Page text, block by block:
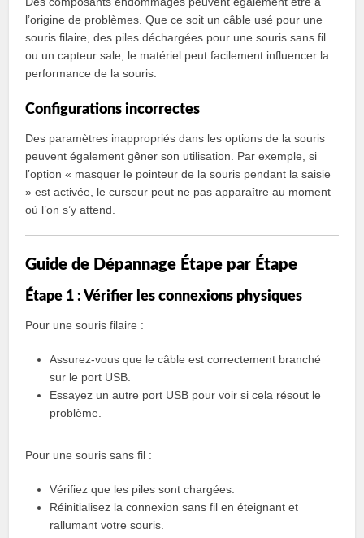
l’origine de problèmes. Que ce soit un câble usé pour une
souris filaire, des piles déchargées pour une souris sans fil
ou un capteur sale, le matériel peut facilement influencer la
performance de la souris.
Configurations incorrectes
Des paramètres inappropriés dans les options de la souris
peuvent également gêner son utilisation. Par exemple, si
l’option « masquer le pointeur de la souris pendant la saisie
» est activée, le curseur peut ne pas apparaître au moment
où l’on s’y attend.
Guide de Dépannage Étape par Étape
Étape 1 : Vérifier les connexions physiques
Pour une souris filaire :
Assurez-vous que le câble est correctement branché
sur le port USB.
Essayez un autre port USB pour voir si cela résout le
problème.
Pour une souris sans fil :
Vérifiez que les piles sont chargées.
Réinitialisez la connexion sans fil en éteignant et
rallumant votre souris.